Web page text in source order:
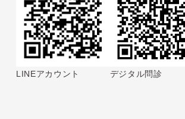
LINEアカウント デジタル問診